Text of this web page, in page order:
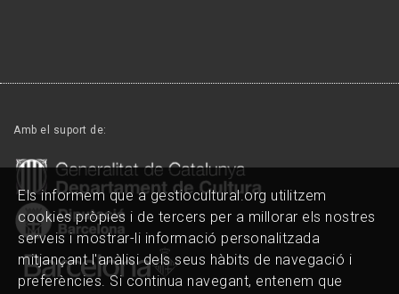
Amb el suport de:
Els informem que a gestiocultural.org utilitzem
cookies pròpies i de tercers per a millorar els nostres
serveis i mostrar-li informació personalitzada
mitjançant l'anàlisi dels seus hàbits de navegació i
preferències. Si continua navegant, entenem que